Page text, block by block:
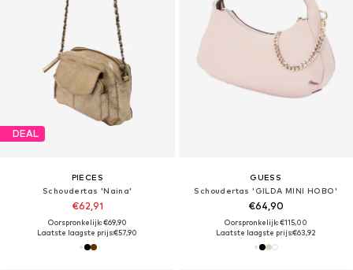
DEAL
PIECES
Schoudertas 'Naina'
€62,91
Oorspronkelijk: €69,90
Laatste laagste prijs:€57,90
GUESS
Schoudertas 'GILDA MINI HOBO'
€64,90
Oorspronkelijk: €115,00
Laatste laagste prijs:€63,92